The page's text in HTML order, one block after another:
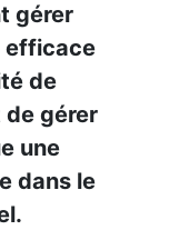
gérer
efficace
de
de gérer
une
dans le